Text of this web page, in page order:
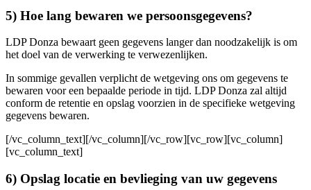
5) Hoe lang bewaren we persoonsgegevens?
LDP Donza bewaart geen gegevens langer dan noodzakelijk is om
het doel van de verwerking te verwezenlijken.
In sommige gevallen verplicht de wetgeving ons om gegevens te
bewaren voor een bepaalde periode in tijd. LDP Donza zal altijd
conform de retentie en opslag voorzien in de specifieke wetgeving
gegevens bewaren.
[/vc_column_text][/vc_column][/vc_row][vc_row][vc_column]
[vc_column_text]
6) Opslag locatie en bevlieging van uw gegevens